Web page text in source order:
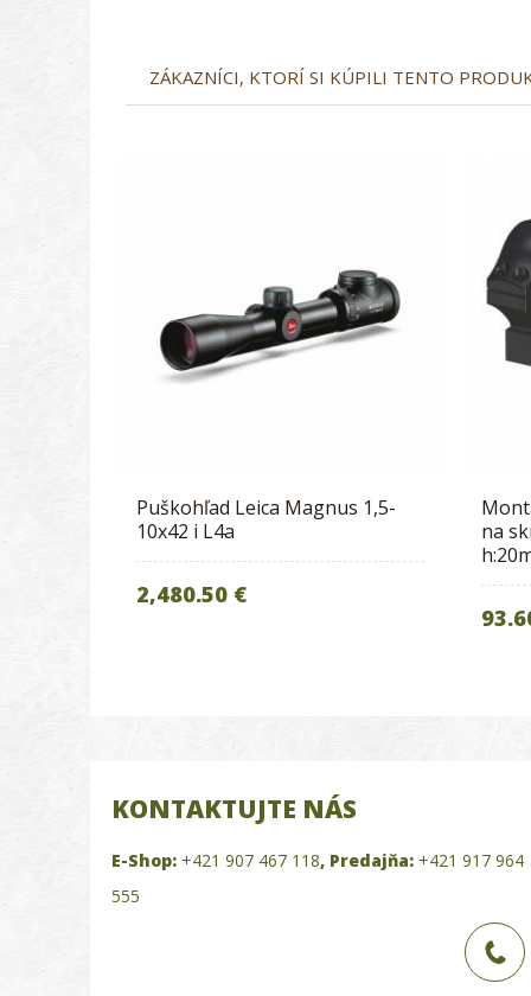
ZÁKAZNÍCI, KTORÍ SI KÚPILI TENTO
Puškohľad Leica Magnus 1,5-
10x42 i L4a
2,480.50 €
na
KONTAKTUJTE NÁS
E-Shop: +421 907 467 118, Predajňa: +421 917 964
555